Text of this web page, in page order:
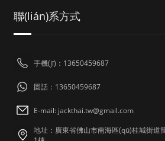
聯(lián)系方式
手機(jī)：13650459687
固話：13650459687
E-mail: jackthai.tw@gmail.com
地址：廣東省佛山市南海區(qū)桂城街道